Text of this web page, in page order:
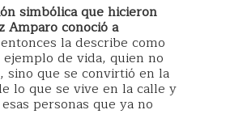
simbólica que hicieron
Amparo conoció a
la describe como
de vida, quien no
sino que se convirtió en la
lo que se vive en la calle y
personas que ya no